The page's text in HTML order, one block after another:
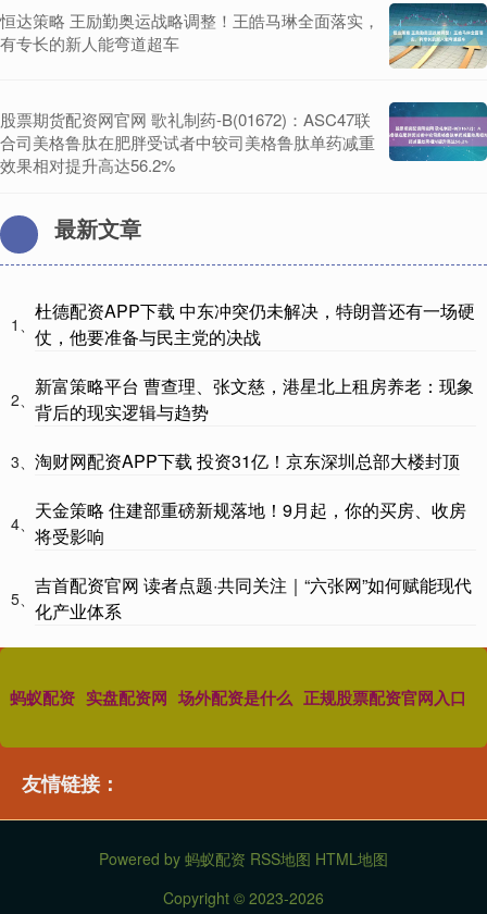
恒达策略 王励勤奥运战略调整！王皓马琳全面落实，
有专长的新人能弯道超车
股票期货配资网官网 歌礼制药-B(01672)：ASC47联
合司美格鲁肽在肥胖受试者中较司美格鲁肽单药减重
效果相对提升高达56.2%
最新文章
1、
杜德配资APP下载 中东冲突仍未解决，特朗普还有一场硬
仗，他要准备与民主党的决战
2、
新富策略平台 曹查理、张文慈，港星北上租房养老：现象
背后的现实逻辑与趋势
3、 淘财网配资APP下载 投资31亿！京东深圳总部大楼封顶
4、
天金策略 住建部重磅新规落地！9月起，你的买房、收房
将受影响
5、
吉首配资官网 读者点题·共同关注｜“六张网”如何赋能现代
化产业体系
蚂蚁配资 实盘配资网 场外配资是什么 正规股票配资官网入口
友情链接：
Powered by 蚂蚁配资 RSS地图 HTML地图
Copyright © 2023-2026